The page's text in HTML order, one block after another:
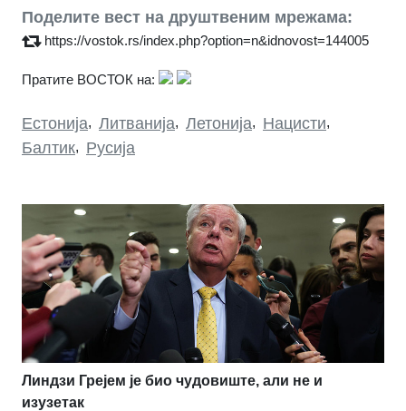
Поделите вест на друштвеним мрежама:
https://vostok.rs/index.php?option=n&idnovost=144005
Пратите ВОСТОК на:
Естонија, Литванија, Летонија, Нацисти,
Балтик, Русија
Линдзи Грејем је био чудовиште, али не и
изузетак